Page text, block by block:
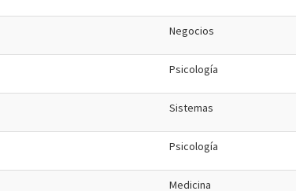
Negocios
Psicología
Sistemas
Psicología
Medicina